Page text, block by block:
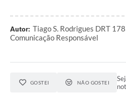
Autor: Tiago S. Rodrigues DRT
Comunicação Responsável
GOSTEI NÃO GOSTEI